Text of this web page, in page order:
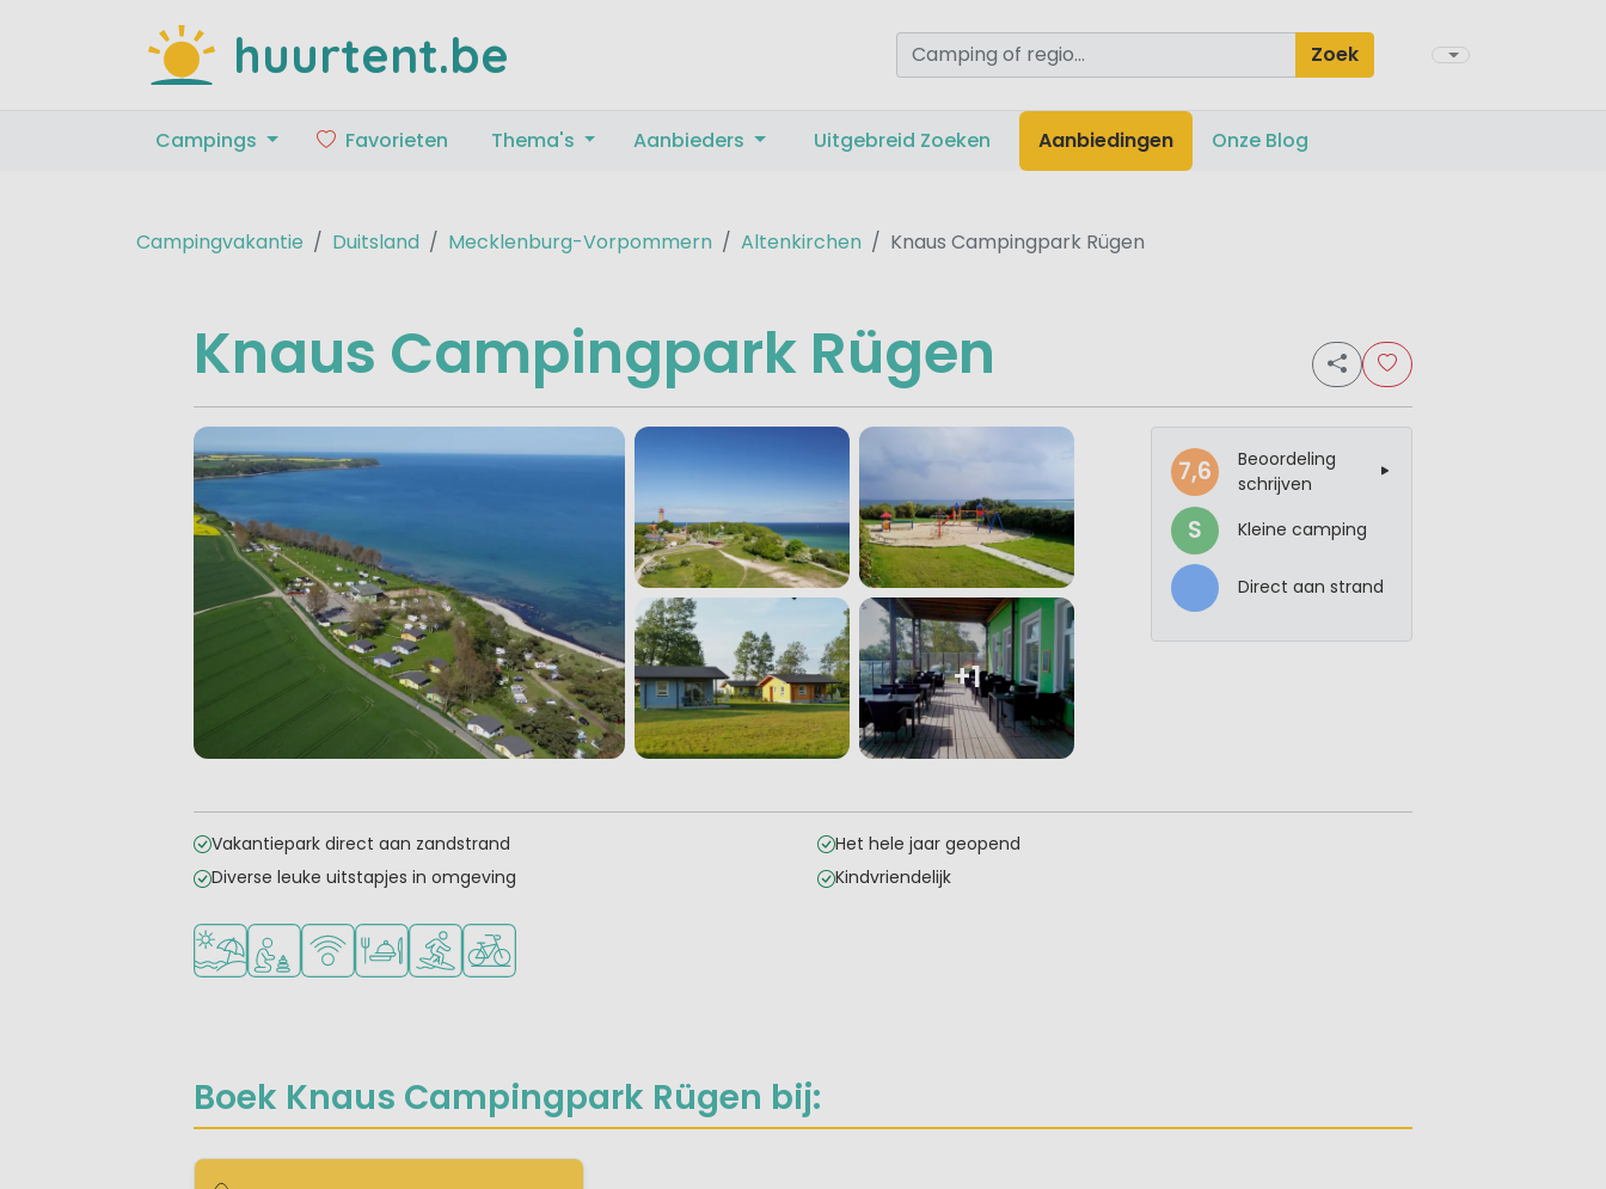
huurtent.be Zoek
Campings Favorieten Thema's Aanbieders Uitgebreid Zoeken Aanbiedingen Onze Blog
Campingvakantie Duitsland Mecklenburg-Vorpommern Altenkirchen Knaus Campingpark Rügen
Knaus Campingpark Rügen
+1
7,6
Beoordeling
schrijven
S Kleine camping
Direct aan strand
Vakantiepark direct aan zandstrand
Diverse leuke uitstapjes in omgeving
Het hele jaar geopend
Kindvriendelijk
Ligt bij strand en zee
Aanbevolen voor jonge kinderen
WiFi beschikbaar
Restaurant of pizzeria
Watersportfaciliteiten
Fietsverhuur
Boek Knaus Campingpark Rügen bij: